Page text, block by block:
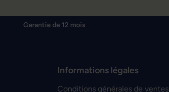
Garantie de 12 mois
Informations légales
Conditions générales de ventes